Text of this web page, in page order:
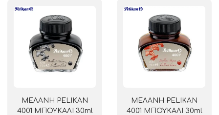
ΜΕΛΑΝΗ PELIKAN
4001 ΜΠΟΥΚΑΛΙ 30ml
ΜΕΛΑΝΗ PELIKAN
4001 ΜΠΟΥΚΑΛΙ 30ml